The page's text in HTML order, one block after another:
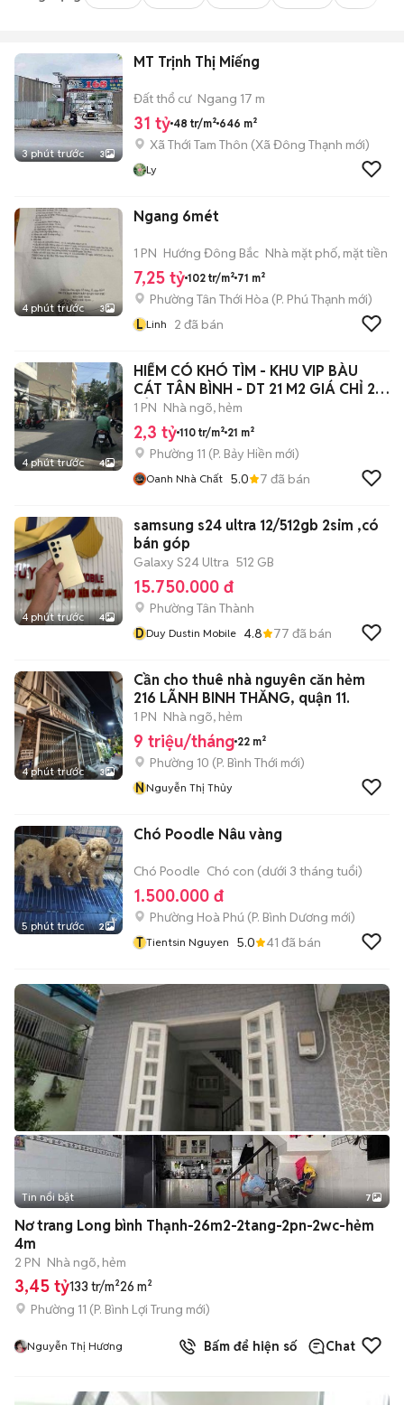
3 phút trước 3
MT Trịnh Thị Miếng
Đất thổ cư Ngang 17 m
31 tỷ 48 tr/m² 646 m²
Xã Thới Tam Thôn (Xã Đông Thạnh mới)
Ly
4 phút trước 3
Ngang 6mét
1 PN Hướng Đông Bắc Nhà mặt phố, mặt tiền
7,25 tỷ 102 tr/m² 71 m²
Phường Tân Thới Hòa (P. Phú Thạnh mới)
L Linh 2 đã bán
4 phút trước 4
HIẾM CÓ KHÓ TÌM - KHU VIP BÀU
CÁT TÂN BÌNH - DT 21 M2 GIÁ CHỈ 2,3
TỶ
1 PN Nhà ngõ, hẻm
2,3 tỷ 110 tr/m² 21 m²
Phường 11 (P. Bảy Hiền mới)
Oanh Nhà Chất 5.0 7 đã bán
4 phút trước 4
samsung s24 ultra 12/512gb 2sim ,có
bán góp
Galaxy S24 Ultra 512 GB
15.750.000 đ
Phường Tân Thành
DDuy Dustin Mobile 4.8 77 đã bán
4 phút trước 3
Cần cho thuê nhà nguyên căn hẻm
216 LÃNH BINH THĂNG, quận 11.
1 PN Nhà ngõ, hẻm
9 triệu/tháng 22 m²
Phường 10 (P. Bình Thới mới)
NNguyễn Thị Thủy
5 phút trước 2
Chó Poodle Nâu vàng
Chó Poodle Chó con (dưới 3 tháng tuổi)
1.500.000 đ
Phường Hoà Phú (P. Bình Dương mới)
T Tientsin Nguyen 5.0 41 đã bán
+2
Tin nổi bật 7
Nơ trang Long bình Thạnh-26m2-2tang-2pn-2wc-hẻm
4m
2 PN Nhà ngõ, hẻm
3,45 tỷ133 tr/m²26 m²
Phường 11 (P. Bình Lợi Trung mới)
Nguyễn Thị Hương Bấm để hiện số Chat